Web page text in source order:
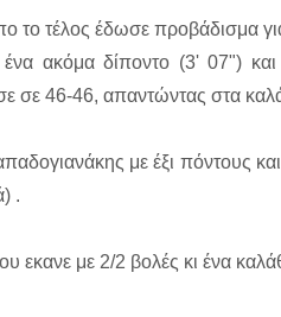
το τέλος έδωσε προβάδισμα
ένα ακόμα δίποντο (3' 07")
σε 46-46, απαντώντας στα
με έξι πόντους
.
εκανε με 2/2 βολές κι ένα